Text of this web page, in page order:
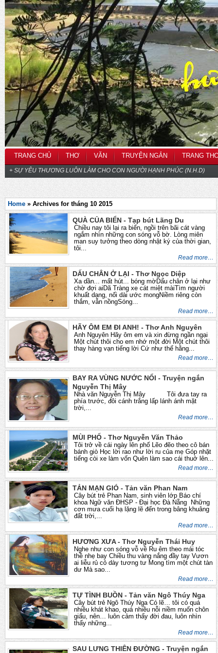
TRANG CHỦ THƠ VĂN TRUYỆN NGẮN TRANG
+ SỰ YÊU THƯƠNG LUÔN LÀM CHO CON NGƯỜI HẠNH PHÚC (N.H.D)
Home » Archives for tháng 10 2015
QUÀ CỦA BIỂN - Tạp bút Lãng Du
Chiều nay tôi lại ra biển, ngồi trên bãi cát vàng
ngắm nhìn những con sóng vỗ bờ. Lòng miên
man suy tưởng theo dòng nhật ký của thời gian,
tôi...
Read more…
DẤU CHÂN Ở LẠI - Thơ Ngọc Diệp
Xa dần... mất hút... bóng mờDấu chân ở lại như
chờ đợi aiDã Tràng xe cát miệt màiTìm người
khuất dạng, nối dài ước mongNiềm riêng còn
thắm, vẫn nồngSóng...
Read more…
HÃY ÔM EM ĐI ANH! - Thơ Anh Nguyên
Anh Nguyên Hãy ôm em và xin đừng ngần ngại
Một chút thôi cho em nhớ một đời Một chút thôi
thay hàng vạn tiếng lời Cứ như thế hằng...
Read more…
BAY RA VÙNG NƯỚC NỔI - Truyện ngắn
Nguyễn Thị Mây
Nhà văn Nguyễn Thị Mây Tôi đưa tay ra
phía trước, đôi cánh trắng lấp lánh ánh mặt
trời,...
Read more…
MÙI PHỐ - Thơ Nguyễn Văn Thảo
Tôi trở về cái ngày lên phố Lẽo đẽo theo cô bán
bánh giò Học lời rao như lời ru của mẹ Góp nhặt
tiếng còi xe làm vốn Quên làm sao cái thuở lên...
Read more…
TẢN MẠN GIÓ - Tản văn Phan Nam
Cây bút trẻ Phan Nam, sinh viên lớp Báo chí
khoa Ngữ văn ĐHSP - Đại học Đà Nẵng Những
cơn mưa cuối hạ lặng lẽ đến trong bâng khuâng
đất trời,...
Read more…
HƯƠNG XƯA - Thơ Nguyễn Thái Huy
Nghe như con sóng vỗ về Ru êm theo mái tóc
thề nhẹ bay Chiều thu vàng nắng đầy tay Vươn
ai liễu rủ cỏ dày tương tư Mong tìm một chút tàn
dư Mà sao...
Read more…
TỰ TÌNH BUỒN - Tản văn Ngô Thúy Nga
Cây bút trẻ Ngô Thúy Nga Có lẽ… tôi có quá
nhiều khát khao, quá nhiều nỗi niềm muốn chôn
giấu, nên… luôn cảm thấy đời đau, luôn nhìn
thấy những...
Read more…
SAU LƯNG THIÊN ĐƯỜNG - Truyện ngắn